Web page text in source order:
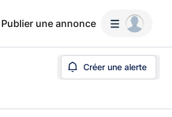
Publier une annonce
Créer une alerte